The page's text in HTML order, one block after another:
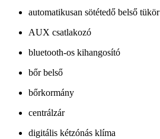
automatikusan sötétedő belső tükör
AUX csatlakozó
bluetooth-os kihangosító
bőr belső
bőrkormány
centrálzár
digitális kétzónás klíma